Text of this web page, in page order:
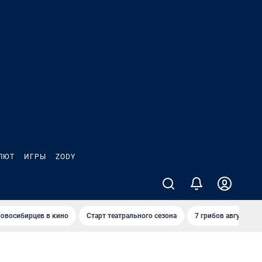
ИГРЫ ZODY
в кино Старт театрального сезона 7 грибов августа